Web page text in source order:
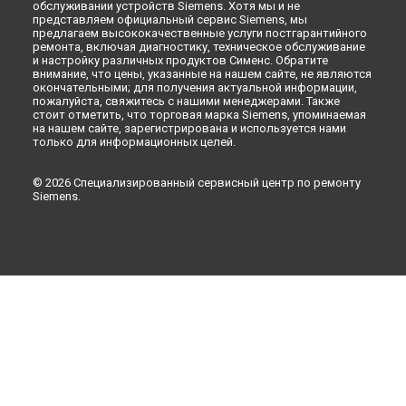
Ремонт микроволновой печи HF15M541 Siemens в
обслуживании устройств Siemens. Хотя мы и не
представляем официальный сервис Siemens, мы
предлагаем высококачественные услуги постгарантийного
ремонта, включая диагностику, техническое обслуживание
и настройку различных продуктов Сименс. Обратите
внимание, что цены, указанные на нашем сайте, не являются
окончательными; для получения актуальной информации,
пожалуйста, свяжитесь с нашими менеджерами. Также
стоит отметить, что торговая марка Siemens, упоминаемая
на нашем сайте, зарегистрирована и используется нами
только для информационных целей.
© 2026 Специализированный сервисный центр по ремонту
Siemens.